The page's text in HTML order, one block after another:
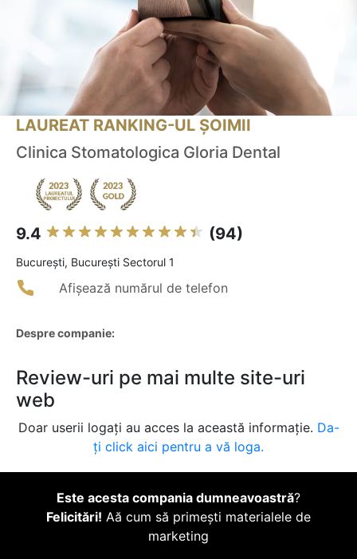
LAUREAT RANKING-UL ȘOIMII
Clinica Stomatologica Gloria Dental
9.4 (94)
Bucureşti, Bucureşti Sectorul 1
Afișează numărul de telefon
Despre companie:
Review-uri pe mai multe site-uri
web
Doar userii logați au acces la această informație. Da-
ți click aici pentru a vă loga.
Este acesta compania dumneavoastră?
Felicitări! Aă cum să primești materialele de
marketing